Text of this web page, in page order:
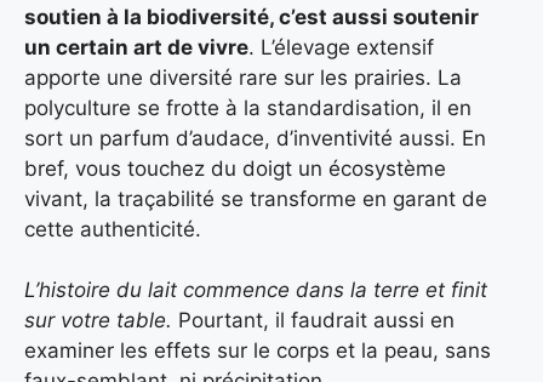
soutien à la biodiversité, c’est aussi soutenir
un certain art de vivre. L’élevage extensif
apporte une diversité rare sur les prairies. La
polyculture se frotte à la standardisation, il en
sort un parfum d’audace, d’inventivité aussi. En
bref, vous touchez du doigt un écosystème
vivant, la traçabilité se transforme en garant de
cette authenticité.
L’histoire du lait commence dans la terre et finit
sur votre table. Pourtant, il faudrait aussi en
examiner les effets sur le corps et la peau, sans